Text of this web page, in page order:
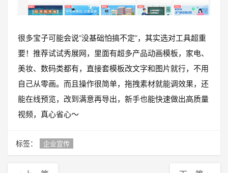
很多宝子可能会说“没基础怕搞不定”，其实选对工具超重
要！推荐试试秀展网，里面有超多产品动画模板，家电、
美妆、数码类都有，直接套模板改文字和图片就行，不用
自己从零画。而且操作很简单，拖拽素材就能调效果，还
能在线预览，改到满意再导出，新手也能快速做出高质量
视频，真心省心～
标签： 企业宣传